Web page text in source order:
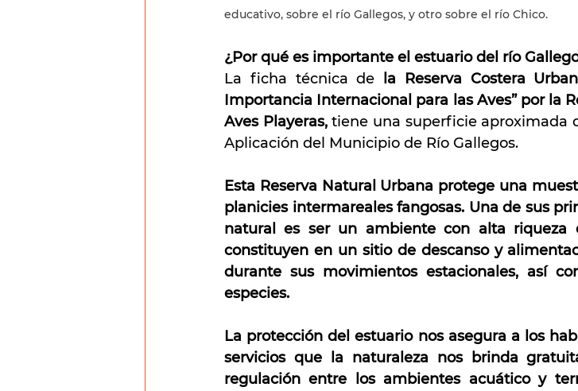
educativo, sobre el río Gallegos, y otro sobre el río Chico.
¿Por qué es importante el estuario del río
La ficha técnica de
la Reserva Costera
Importancia Internacional para las Aves” por la
Aves Playeras, tiene una superficie aproximada
Aplicación del Municipio de Río Gallegos.
Esta Reserva Natural Urbana protege una
planicies intermareales fangosas. Una de sus
natural es ser un ambiente con alta
constituyen en un sitio de descanso y
durante sus movimientos estacionales, así
especies.
La protección del estuario nos asegura a los
servicios que la naturaleza nos brinda
regulación entre los ambientes acuático y